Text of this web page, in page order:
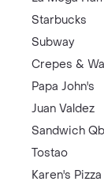
Starbucks
Subway
Crepes &
Papa John's
Juan Valdez
Sandwich
Tostao
Karen's Pizza